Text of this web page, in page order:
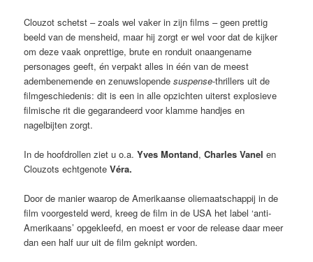
Clouzot schetst – zoals wel vaker in zijn films – geen prettig
beeld van de mensheid, maar hij zorgt er wel voor dat de kijker
om deze vaak onprettige, brute en ronduit onaangename
personages geeft, én verpakt alles in één van de meest
adembenemende en zenuwslopendesuspense-thrillers uit de
filmgeschiedenis: dit is een in alle opzichten uiterst explosieve
filmische rit die gegarandeerd voor klamme handjes en
nagelbijten zorgt.
In de hoofdrollen ziet u o.a.Yves Montand,Charles Vanel en
Clouzots echtgenoteVéra.
Door de manier waarop de Amerikaanse oliemaatschappij in de
film voorgesteld werd, kreeg de film in de USA het label ‘anti-
Amerikaans’ opgekleefd, en moest er voor de release daar meer
dan een half uur uit de film geknipt worden.